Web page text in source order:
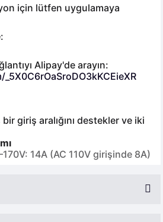
için lütfen uygulamaya
Alipay'de arayın:
giriş aralığını destekler ve iki
14A (AC 110V girişinde 8A)